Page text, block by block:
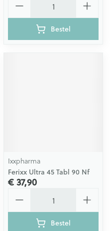
Bestel
Ixxpharma
Ferixx Ultra 45 Tabl 90 Nf
€ 37,90
Bestel